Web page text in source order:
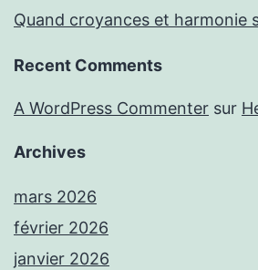
Quand croyances et harmonie
Recent Comments
A WordPress Commenter sur
Archives
mars 2026
février 2026
janvier 2026